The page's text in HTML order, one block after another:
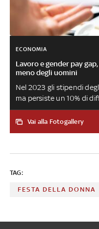
ECONOMIA
Lavoro e gender pay
meno degli uomini
Nel 2023 gli stipendi
ma persiste un 10% di
lavoratrici e quella dei
anche i dati relativi
Vai alla Fotogallery
TAG:
FESTA DELLA DONNA